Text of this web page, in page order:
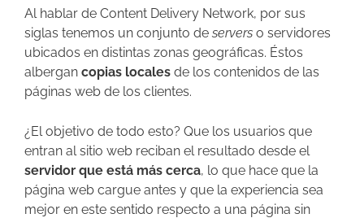
Al hablar de Content Delivery Network, por sus
siglas tenemos un conjunto de servers o servidores
ubicados en distintas zonas geográficas. Éstos
albergan copias locales de los contenidos de las
páginas web de los clientes.
¿El objetivo de todo esto? Que los usuarios que
entran al sitio web reciban el resultado desde el
servidor que está más cerca, lo que hace que la
página web cargue antes y que la experiencia sea
mejor en este sentido respecto a una página sin